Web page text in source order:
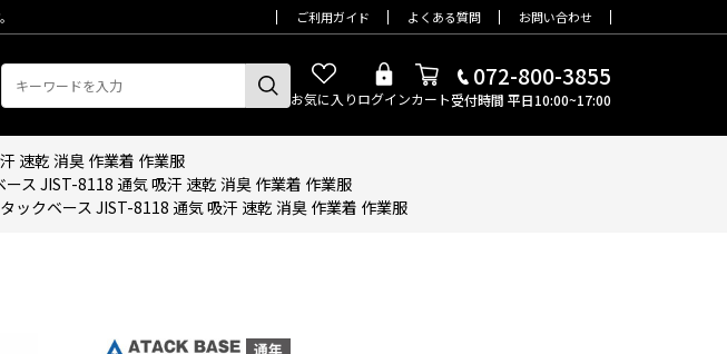
ご利用ガイド よくある質問 お問い合わせ
お気に入りログインカート
072-800-3855
受付時間 平日10:00~17:00
速乾 消臭 作業着 作業服
ス JIST-8118 通気 吸汗 速乾 消臭 作業着 作業服
ックベース JIST-8118 通気 吸汗 速乾 消臭 作業着 作業服